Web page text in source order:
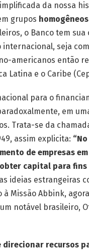
da nossa
grupos
o Banco tem sua
seja
americanos então
Latina e o Caribe
para o
em
Trata-se da
assim explicita:
de empresas
capital para fins
ideias estrangeiras
à Missão Abbink,
notável brasileiro,
direcionar recursos